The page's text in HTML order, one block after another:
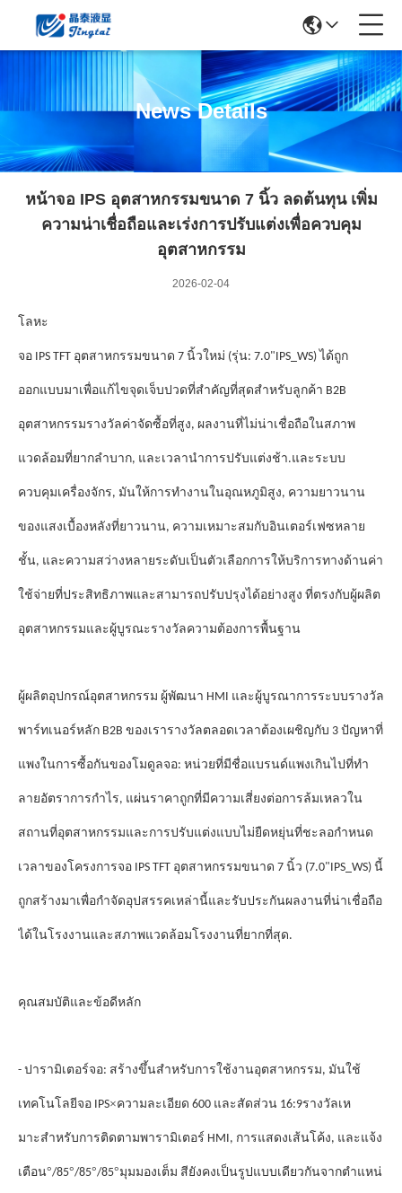
News Details
หน้าจอ IPS อุตสาหกรรมขนาด 7 นิ้ว ลดต้นทุน เพิ่ม
ความน่าเชื่อถือและเร่งการปรับแต่งเพื่อควบคุม
อุตสาหกรรม
2026-02-04
โลหะ
จอ IPS TFT อุตสาหกรรมขนาด 7 นิ้วใหม่ (รุ่น: 7.0"IPS_WS) ได้ถูก
ออกแบบมาเพื่อแก้ไขจุดเจ็บปวดที่สําคัญที่สุดสําหรับลูกค้า B2B
อุตสาหกรรมรางวัลค่าจัดซื้อที่สูง, ผลงานที่ไม่น่าเชื่อถือในสภาพ
แวดล้อมที่ยากลําบาก, และเวลานําการปรับแต่งช้า.และระบบ
ควบคุมเครื่องจักร, มันให้การทํางานในอุณหภูมิสูง, ความยาวนาน
ของแสงเบื้องหลังที่ยาวนาน, ความเหมาะสมกับอินเตอร์เฟซหลาย
ชั้น, และความสว่างหลายระดับเป็นตัวเลือกการให้บริการทางด้านค่า
ใช้จ่ายที่ประสิทธิภาพและสามารถปรับปรุงได้อย่างสูง ที่ตรงกับผู้ผลิต
อุตสาหกรรมและผู้บูรณะรางวัลความต้องการพื้นฐาน
ผู้ผลิตอุปกรณ์อุตสาหกรรม ผู้พัฒนา HMI และผู้บูรณาการระบบรางวัล
พาร์ทเนอร์หลัก B2B ของเรารางวัลตลอดเวลาต้องเผชิญกับ 3 ปัญหาที่
แพงในการซื้อกันของโมดูลจอ: หน่วยที่มีชื่อแบรนด์แพงเกินไปที่ทํา
ลายอัตราการกําไร, แผ่นราคาถูกที่มีความเสี่ยงต่อการล้มเหลวใน
สถานที่อุตสาหกรรมและการปรับแต่งแบบไม่ยืดหยุ่นที่ชะลอกําหนด
เวลาของโครงการจอ IPS TFT อุตสาหกรรมขนาด 7 นิ้ว (7.0"IPS_WS) นี้
ถูกสร้างมาเพื่อกําจัดอุปสรรคเหล่านี้และรับประกันผลงานที่น่าเชื่อถือ
ได้ในโรงงานและสภาพแวดล้อมโรงงานที่ยากที่สุด.
คุณสมบัติและข้อดีหลัก
- ปารามิเตอร์จอ: สร้างขึ้นสําหรับการใช้งานอุตสาหกรรม, มันใช้
เทคโนโลยีจอ IPS×ความละเอียด 600 และสัดส่วน 16:9รางวัลเห
มาะสําหรับการติดตามพารามิเตอร์ HMI, การแสดงเส้นโค้ง, และแจ้ง
เตือน°/85°/85°/85°มุมมองเต็ม สียังคงเป็นรูปแบบเดียวกันจากตําแหน่